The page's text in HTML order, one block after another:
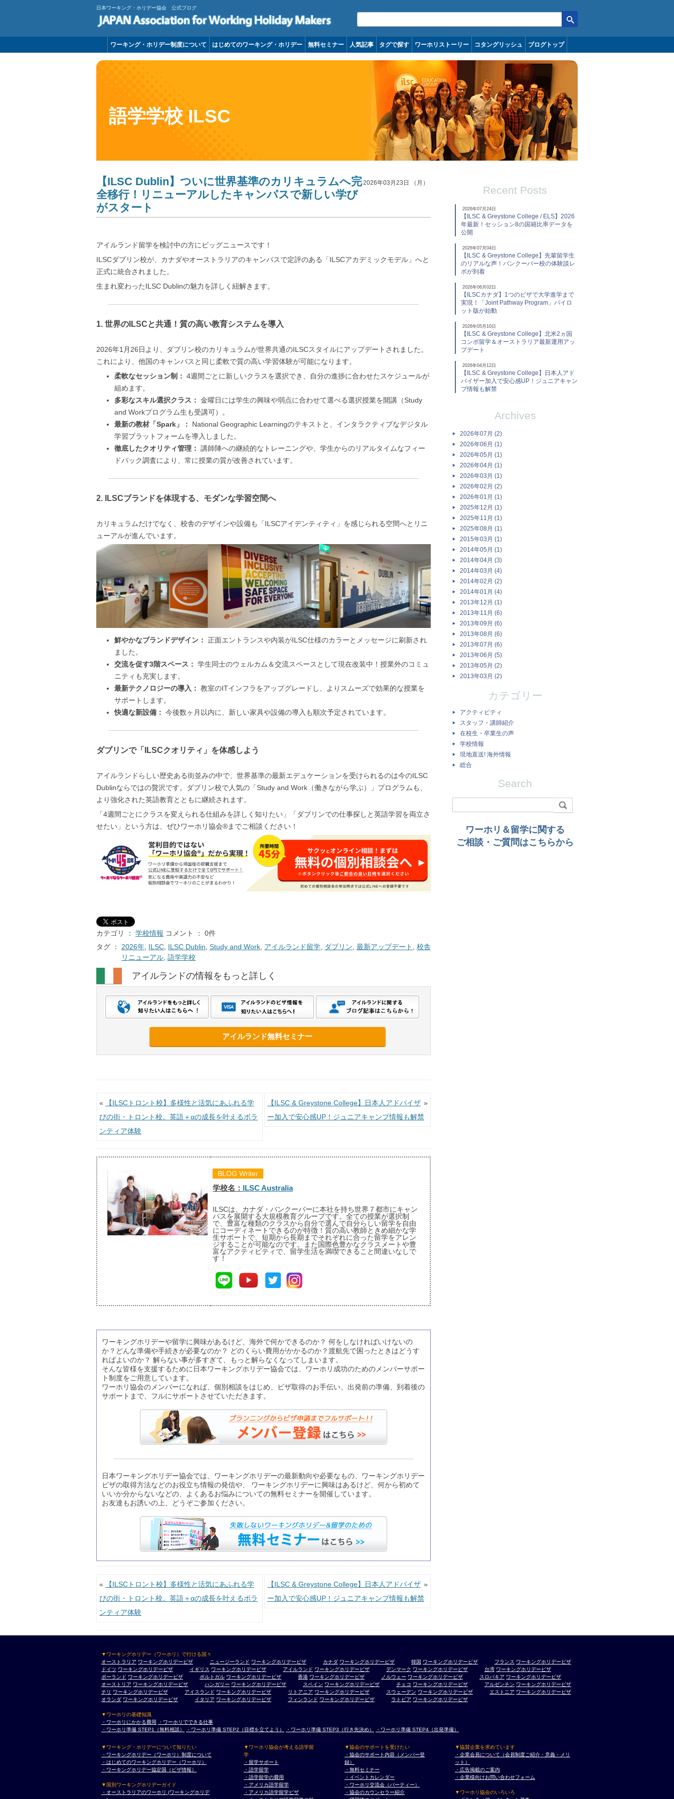
日本ワーキング・ホリデー協会 公式ブログ
コンテンツへ移動
ワーキング・ホリデー制度について はじめてのワーキング・ホリデー 無料セミナー 人気記事 タグで探す ワーホリストーリー コタングリッシュ ブログトップ
語学学校 ILSC
【ILSC Dublin】ついに世界基準のカリキュラムへ完
全移行！リニューアルしたキャンパスで新しい学び
がスタート
2026年03月23日 （月）
アイルランド留学を検討中の方にビッグニュースです！
ILSCダブリン校が、カナダやオーストラリアのキャンパスで定評のある「ILSCアカデミックモデル」へと
正式に統合されました。
生まれ変わったILSC Dublinの魅力を詳しく紐解きます。
1. 世界のILSCと共通！質の高い教育システムを導入
2026年1月26日より、ダブリン校のカリキュラムが世界共通のILSCスタイルにアップデートされました。
これにより、他国のキャンパスと同じ柔軟で質の高い学習体験が可能になります。
柔軟なセッション制： 4週間ごとに新しいクラスを選択でき、自分の進捗に合わせたスケジュールが
組めます。
多彩なスキル選択クラス： 金曜日には学生の興味や弱点に合わせて選べる選択授業を開講（Study
and Workプログラム生も受講可）。
最新の教材「Spark」：
National Geographic Learningのテキストと、インタラクティブなデジタル
学習プラットフォームを導入しました。
徹底したクオリティ管理： 講師陣への継続的なトレーニングや、学生からのリアルタイムなフィー
ドバック調査により、常に授業の質が改善されています。
2. ILSCブランドを体現する、モダンな学習空間へ
カリキュラムだけでなく、校舎のデザインや設備も「ILSCアイデンティティ」を感じられる空間へとリニ
ューアルが進んでいます。
鮮やかなブランドデザイン： 正面エントランスや内装がILSC仕様のカラーとメッセージに刷新され
ました。
交流を促す3階スペース： 学生同士のウェルカム＆交流スペースとして現在改装中！授業外のコミュ
ニティも充実します。
最新テクノロジーの導入： 教室のITインフラをアップグレードし、よりスムーズで効果的な授業を
サポートします。
快適な新設備： 今後数ヶ月以内に、新しい家具や設備の導入も順次予定されています。
ダブリンで「ILSCクオリティ」を体感しよう
アイルランドらしい歴史ある街並みの中で、世界基準の最新エデュケーションを受けられるのは今のILSC
Dublinならではの贅沢です。ダブリン校で人気の「Study and Work（働きながら学ぶ）」プログラムも、
より強化された英語教育とともに継続されます。
「4週間ごとにクラスを変えられる仕組みを詳しく知りたい」「ダブリンでの仕事探しと英語学習を両立さ
せたい」という方は、ぜひワーホリ協会®までご相談ください！
カテゴリ ： 学校情報 コメント ： 0件
タグ ：
2026年 ILSC ILSC Dublin Study and Work アイルランド留学 ダブリン 最新アップデート
校舎
リニューアル 語学学校
アイルランドの情報をもっと詳しく
アイルランド無料セミナー
投稿ナビゲーション
«
【ILSCトロント校】多様性と活気にあふれる学
びの街・トロント校。英語＋αの成長を叶えるボラ
ンティア体験
»
【ILSC & Greystone College】日本人アドバイザ
ー加入で安心感UP！ジュニアキャンプ情報も解禁
BLOG Writer
学校名： ILSC Australia
ILSCは、カナダ・バンクーバーに本社を持ち世界７都市にキャン
パスを展開する大規模教育グループです。全ての授業が選択制
で、豊富な種類のクラスから自分で選んで自分らしい留学を自由
にコーディネートできるのが特徴！質の高い教師ときめ細かな学
生サポートで、短期から長期までそれぞれに合った留学をアレン
ジすることが可能なのです。また国際色豊かなクラスメートや豊
富なアクティビティで、留学生活を満喫できること間違いなしで
す！
ワーキングホリデーや留学に興味があるけど、海外で何かできるのか？ 何をしなければいけないの
か？どんな準備や手続きが必要なのか？ どのくらい費用がかかるのか？渡航先で困ったときはどうす
ればよいのか？ 解らない事が多すぎて、もっと解らなくなってしまいます。
そんな皆様を支援するために日本ワーキングホリデー協会では、ワーホリ成功のためのメンバーサポー
ト制度をご用意しています。
ワーホリ協会のメンバーになれば、個別相談をはじめ、ビザ取得のお手伝い、出発前の準備、到着後の
サポートまで、フルにサポートさせていただきます。
日本ワーキングホリデー協会では、ワーキングホリデーの最新動向や必要なもの、ワーキングホリデー
ビザの取得方法などのお役立ち情報の発信や、 ワーキングホリデーに興味はあるけど、何から初めて
いいか分からないなどの、よくあるお悩みについての無料セミナーを開催しています。
お友達もお誘いの上、どうぞご参加ください。
投稿ナビゲーション
«
【ILSCトロント校】多様性と活気にあふれる学
びの街・トロント校。英語＋αの成長を叶えるボラ
ンティア体験
»
【ILSC & Greystone College】日本人アドバイザ
ー加入で安心感UP！ジュニアキャンプ情報も解禁
Recent Posts
2026年07月24日
【ILSC & Greystone College / ELS】2026
年最新！セッション8の国籍比率データを
公開
2026年07月04日
【ILSC & Greystone College】先輩留学生
のリアルな声！バンクーバー校の体験談レ
ポが到着
2026年06月02日
【ILSCカナダ】1つのビザで大学進学まで
実現！「Joint Pathway Program」パイロ
ット版が始動
2026年05月10日
【ILSC & Greystone College】北米2ヵ国
コンボ留学＆オーストラリア最新運用アッ
プデート
2026年04月12日
【ILSC & Greystone College】日本人アド
バイザー加入で安心感UP！ジュニアキャン
プ情報も解禁
Archives
2026年07月 (2)
2026年06月 (1)
2026年05月 (1)
2026年04月 (1)
2026年03月 (1)
2026年02月 (2)
2026年01月 (1)
2025年12月 (1)
2025年11月 (1)
2025年08月 (1)
2015年03月 (1)
2014年05月 (1)
2014年04月 (3)
2014年03月 (4)
2014年02月 (2)
2014年01月 (4)
2013年12月 (1)
2013年11月 (6)
2013年09月 (6)
2013年08月 (6)
2013年07月 (6)
2013年06月 (5)
2013年05月 (2)
2013年03月 (2)
カテゴリー
アクティビティ
スタッフ・講師紹介
在校生・卒業生の声
学校情報
現地直送! 海外情報
総合
Search
ワーホリ＆留学に関する
ご相談・ご質問はこちらから
▼ワーキングホリデー（ワーホリ）で行ける国々
オーストラリア ワーキングホリデービザ ニュージーランド ワーキングホリデービザ カナダ ワーキングホリデービザ 韓国 ワーキングホリデービザ フランス ワーキングホリデービザ
ドイツ ワーキングホリデービザ イギリス ワーキングホリデービザ アイルランド ワーキングホリデービザ デンマーク ワーキングホリデービザ 台湾 ワーキングホリデービザ
ポーランド ワーキングホリデービザ ポルトガル ワーキングホリデービザ 香港 ワーキングホリデービザ ノルウェー ワーキングホリデービザ スロバキア ワーキングホリデービザ
オーストリア ワーキングホリデービザ ハンガリー ワーキングホリデービザ スペイン ワーキングホリデービザ チェコ ワーキングホリデービザ アルゼンチン ワーキングホリデービザ
チリ ワーキングホリデービザ アイスランド ワーキングホリデービザ リトアニア ワーキングホリデービザ スウェーデン ワーキングホリデービザ エストニア ワーキングホリデービザ
オランダ ワーキングホリデービザ イタリア ワーキングホリデービザ フィンランド ワーキングホリデービザ ラトビア ワーキングホリデービザ
▼ワーホリの基礎知識
・ワーホリにかかる費用
・ワーホリでできる仕事
・ワーホリ準備 STEP1（無料相談）
・ワーホリ準備 STEP2（目標を立てよう） ・ワーホリ準備 STEP3（行き先決め） ・ワーホリ準備 STEP4（出発準備）
▼ワーキング・ホリデーについて知りたい
・ワーキングホリデー（ワーホリ）制度について
・はじめてのワーキングホリデー（ワーホリ）
・ワーキングホリデー協定国（ビザ情報）
▼国別ワーキングホリデーガイド
・オーストラリアのワーホリ (ワーキングホリデ
▼ワーホリ協会が考える語学留
学
・留学サポート
・語学留学
・語学留学の費用
・アメリカ語学留学
・アメリカ語学留学ビザ
▼協会のサポートを受けたい
・協会のサポート内容（メンバー登
録）
・無料セミナー
・イベントカレンダー
・ワーホリ交流会（パーティー）
・協会のカウンセラー紹介
▼協賛企業を求めています
・企業会員について（会員制度ご紹介・意義・メリ
ット）
・広告掲載のご案内
・企業様向けお問い合わせフォーム
▼ワーホリ協会のいろいろ